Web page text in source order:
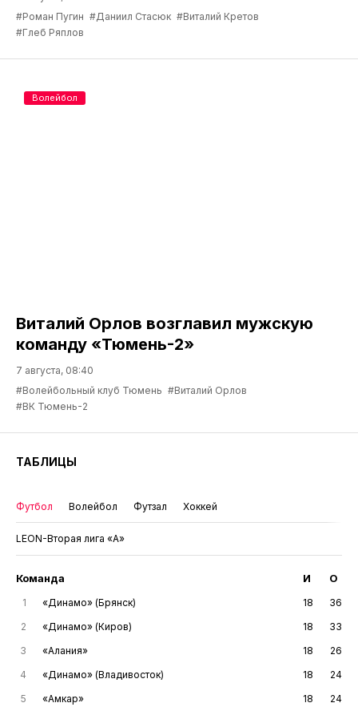
#Роман Пугин #Даниил Стасюк #Виталий Кретов
#Глеб Ряплов
Виталий Орлов возглавил мужскую
команду «Тюмень-2»
7 августа, 08:40
#Волейбольный клуб Тюмень #Виталий Орлов
#ВК Тюмень-2
Волейбол
ТАБЛИЦЫ
Футбол Волейбол Футзал Хоккей
LEON-Вторая лига «А»
Команда И О
1 «Динамо» (Брянск) 18
36
2
«Динамо» (Киров) 18
33
3
«Алания» 18
26
4
«Динамо» (Владивосток) 18
24
5
«Амкар» 18
24